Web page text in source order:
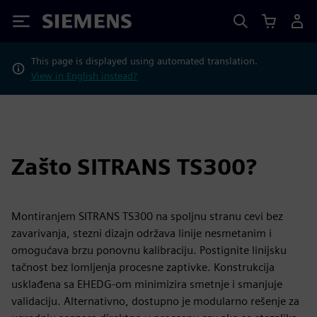
Siemens
This page is displayed using automated translation.
View in English instead?
Zašto SITRANS TS300?
Montiranjem SITRANS TS300 na spoljnu stranu cevi bez
zavarivanja, stezni dizajn održava linije nesmetanim i
omogućava brzu ponovnu kalibraciju. Postignite linijsku
tačnost bez lomljenja procesne zaptivke. Konstrukcija
usklađena sa EHEDG-om minimizira smetnje i smanjuje
validaciju. Alternativno, dostupno je modularno rešenje za